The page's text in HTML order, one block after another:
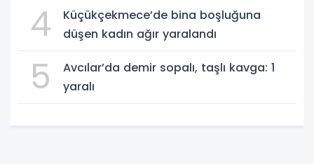
4
Küçükçekmece’de bina boşluğuna
düşen kadın ağır yaralandı
5
Avcılar’da demir sopalı, taşlı kavga: 1
yaralı